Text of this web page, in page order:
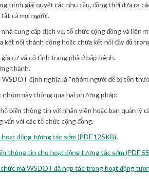
trình giải quyết các nhu cầu, đồng thời đưa ra
cả mọi người.
cung cấp dịch vụ, tổ chức cộng đồng và liên
kết nối thành công hoặc chưa kết nối đầy đủ
cư và có tình trạng nhà ở bấp bênh.
thành.
WSDOT định nghĩa là “nhóm người dễ bị tổn
nhóm này thông qua hai phương pháp:
biến thông tin với nhân viên hoặc ban quản lý
vấn với các tổ chức cộng đồng.
động tương tác sớm (PDF 125KB).
thông tin cho hoạt động tương tác sớm (PDF
mà WSDOT đã hợp tác trong hoạt động